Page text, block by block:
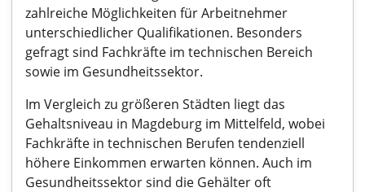
zahlreiche Möglichkeiten für Arbeitnehmer
unterschiedlicher Qualifikationen. Besonders
gefragt sind Fachkräfte im technischen Bereich
sowie im Gesundheitssektor.
Im Vergleich zu größeren Städten liegt das
Gehaltsniveau in Magdeburg im Mittelfeld, wobei
Fachkräfte in technischen Berufen tendenziell
höhere Einkommen erwarten können. Auch im
Gesundheitssektor sind die Gehälter oft